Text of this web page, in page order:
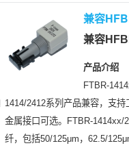
兼容
兼容
产品介绍
FTBR-
1414/2412系列产品兼容，支
金属接口可选。FTBR-1414xx/
纤，包括50/125μm，62.5/